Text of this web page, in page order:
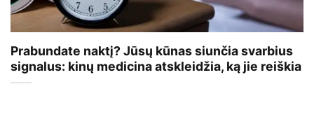
Prabundate naktį? Jūsų kūnas siunčia svarbius
signalus: kinų medicina atskleidžia, ką jie reiškia